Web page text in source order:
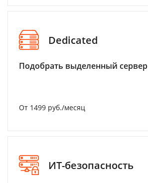
Dedicated
Подобрать выделенный сервер
От 1499 руб./месяц
ИТ-безопасность